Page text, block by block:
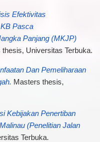
Efektivitas
Pasca
Panjang (MKJP)
thesis, Universitas Terbuka.
Dan Pemeliharaan
Masters thesis,
Kebijakan Penertiban
(Penelitian Jalan
Terbuka.